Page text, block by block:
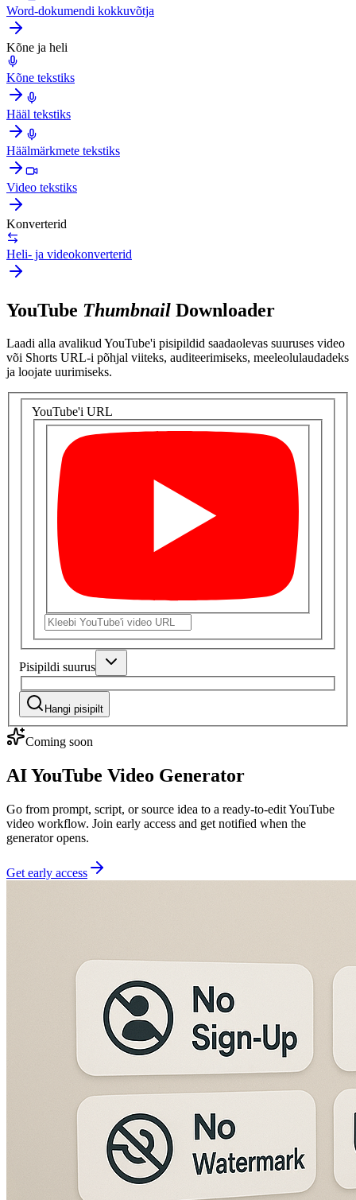
Word-dokumendi kokkuvõtja
Kõne ja heli
Kõne tekstiks
Hääl tekstiks
Häälmärkmete tekstiks
Video tekstiks
Konverterid
Heli- ja videokonverterid
YouTube Thumbnail Downloader
Laadi alla avalikud YouTube'i pisipildid saadaolevas suuruses video
või Shorts URL-i põhjal viiteks, auditeerimiseks, meeleolulaudadeks
ja loojate uurimiseks.
YouTube'i URL
Pisipildi suurus
Hangi pisipilt
Coming soon
AI YouTube Video Generator
Go from prompt, script, or source idea to a ready-to-edit YouTube
video workflow. Join early access and get notified when the
generator opens.
Get early access